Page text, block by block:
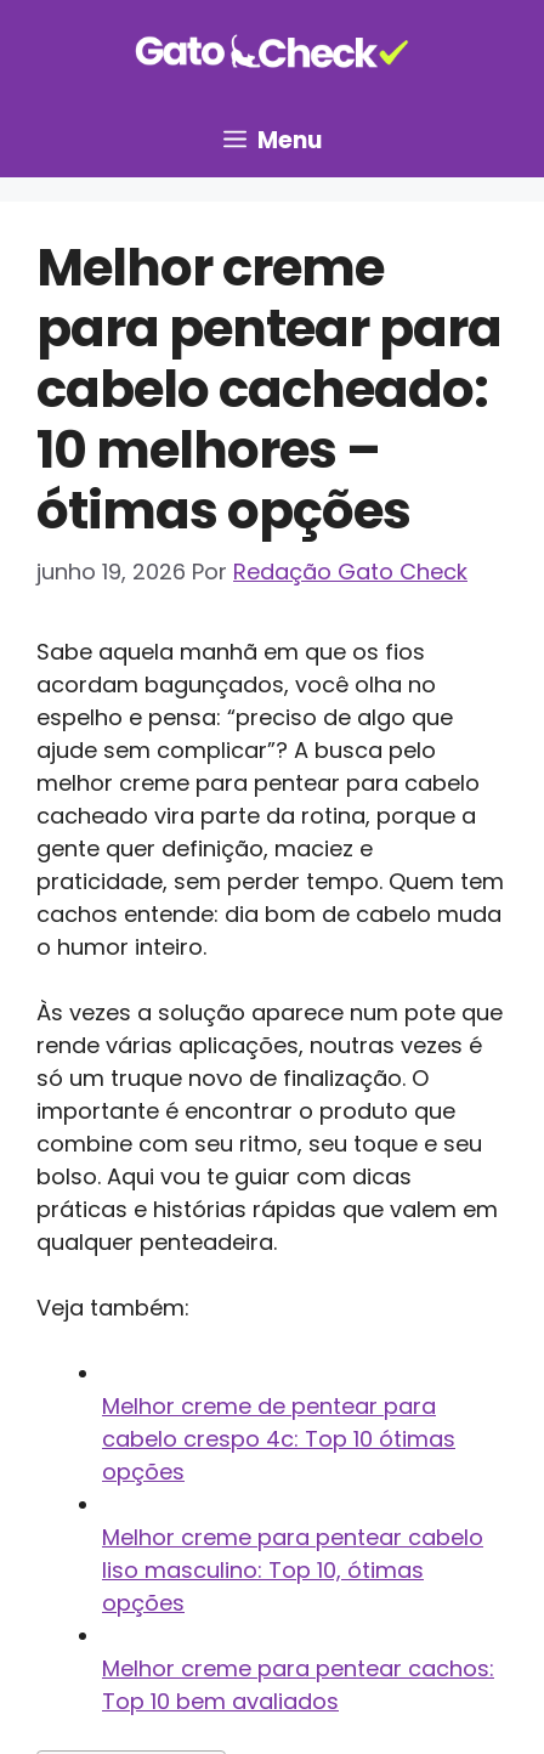
Menu
Melhor creme
para pentear para
cabelo cacheado:
10 melhores –
ótimas opções
junho 19, 2026 Por Redação Gato Check
Sabe aquela manhã em que os fios
acordam bagunçados, você olha no
espelho e pensa: “preciso de algo que
ajude sem complicar”? A busca pelo
melhor creme para pentear para cabelo
cacheado vira parte da rotina, porque a
gente quer definição, maciez e
praticidade, sem perder tempo. Quem tem
cachos entende: dia bom de cabelo muda
o humor inteiro.
Às vezes a solução aparece num pote que
rende várias aplicações, noutras vezes é
só um truque novo de finalização. O
importante é encontrar o produto que
combine com seu ritmo, seu toque e seu
bolso. Aqui vou te guiar com dicas
práticas e histórias rápidas que valem em
qualquer penteadeira.
Veja também:
Melhor creme de pentear para
cabelo crespo 4c: Top 10 ótimas
opções
Melhor creme para pentear cabelo
liso masculino: Top 10, ótimas
opções
Melhor creme para pentear cachos:
Top 10 bem avaliados